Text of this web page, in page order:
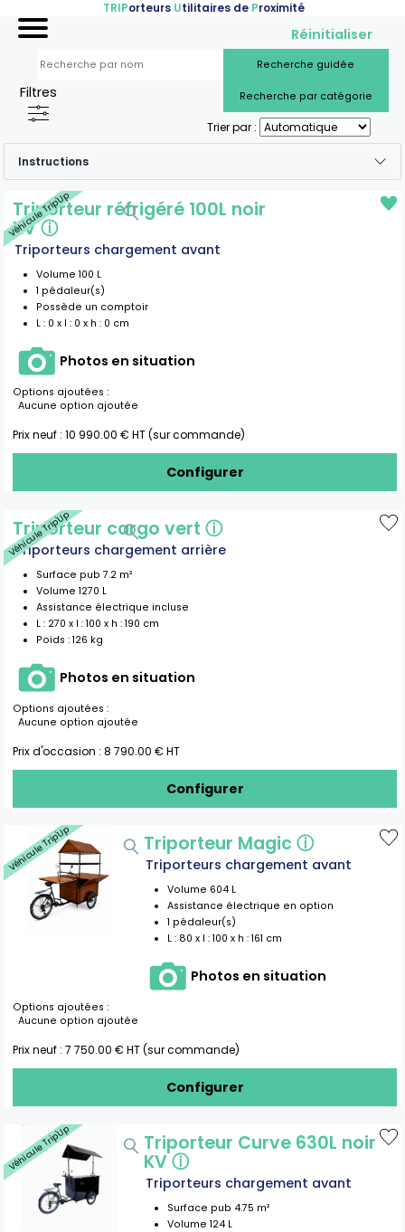
TRIPorteurs Utilitaires de Proximité
Nos véhicules
Références
Sur-mesure
Mariages
Blog
FAQ
Réinitialiser
Recherche guidée
Recherche par catégorie
Trier par :
Filtres
Instructions
Véhicule Trip'Up
Triporteur réfrigéré 100L noir
KVⓘ
Triporteurs chargement avant
Volume100 L
1 pédaleur(s)
Possède un comptoir
L : 0 x l : 0 x h : 0 cm
Photos en situation
Options ajoutées :
Aucune option ajoutée
Prix neuf :10 990.00 € HT (sur commande)
Configurer
Véhicule Trip'Up
Triporteur cargo vert ⓘ
Triporteurs chargement arrière
Surface pub7.2 m²
Volume1270 L
Assistance électrique incluse
L : 270 x l :100 x h :190 cm
Poids :126 kg
Photos en situation
Options ajoutées :
Aucune option ajoutée
Prix d'occasion :8 790.00 € HT
Configurer
Véhicule Trip'Up Triporteur Magic ⓘ
Triporteurs chargement avant
Volume 604 L
Assistance électrique en option
1 pédaleur(s)
L : 80 x l :100 x h :161 cm
Photos en situation
Options ajoutées :
Aucune option ajoutée
Prix neuf :7 750.00 € HT (sur commande)
Configurer
Véhicule Trip'Up Triporteur Curve 630L noir
KVⓘ
Triporteurs chargement avant
Surface pub 4.75 m²
Volume124 L